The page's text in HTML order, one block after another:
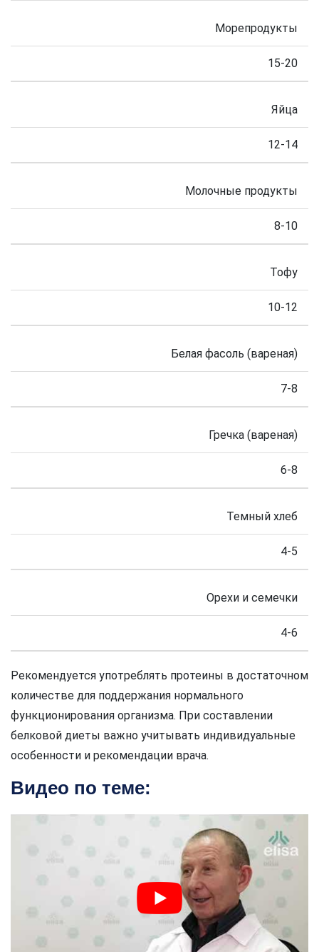
Морепродукты
15-20
Яйца
12-14
Молочные продукты
8-10
Тофу
10-12
Белая фасоль (вареная)
7-8
Гречка (вареная)
6-8
Темный хлеб
4-5
Орехи и семечки
4-6
Рекомендуется употреблять протеины в достаточном
количестве для поддержания нормального
функционирования организма. При составлении
белковой диеты важно учитывать индивидуальные
особенности и рекомендации врача.
Видео по теме: